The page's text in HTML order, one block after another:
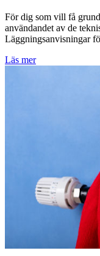
För dig som vill få
användandet av de
Läggningsanvisningar
Läs mer